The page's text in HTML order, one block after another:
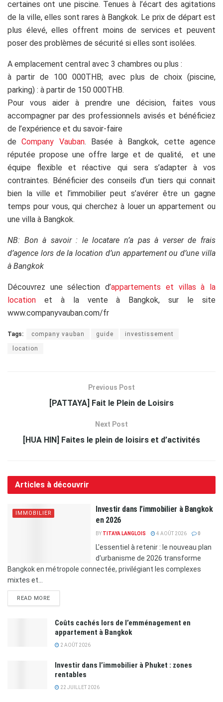
certaines ont une piscine. Tenues à l’écart des agitations
de la ville, elles sont rares à Bangkok. Le prix de départ est
plus élevé, elles offrent moins de services et peuvent
poser des problèmes de sécurité si elles sont isolées.
A emplacement central avec 3 chambres ou plus :
à partir de 100 000THB; avec plus de choix (piscine,
parking) : à partir de 150 000THB.
Pour vous aider à prendre une décision, faites vous
accompagner par des professionnels avisés et bénéficiez
de l’expérience et du savoir-faire
deCompany Vauban. Basée à Bangkok, cette agence
réputée propose une offre large et de qualité, et une
équipe flexible et réactive qui sera s’adapter à vos
contraintes. Bénéficier des conseils d’un tiers qui connait
bien la ville et l’immobilier peut s’avérer être un gagne
temps pour vous, qui cherchez à louer un appartement ou
une villa à Bangkok.
NB: Bon à savoir : le locatare n’a pas à verser de frais
d’agence lors de la location d’un appartement ou d’une villa
à Bangkok
Découvrez une sélection d’appartements et villas à la
location et à la vente à Bangkok, sur le site
www.companyvauban.com/fr
Tags: company vauban guide investissement
location
Previous Post
[PATTAYA] Fait le Plein de Loisirs
Next Post
[HUA HIN] Faites le plein de loisirs et d’activités
Articles à découvrir
IMMOBILIER
Investir dans l’immobilier à Bangkok
en 2026
BY TITAYA LANGLOIS 4 AOÛT 2026 0
L'essentiel à retenir : le nouveau plan
d'urbanisme de 2026 transforme
Bangkok en métropole connectée, privilégiant les complexes
mixtes et...
READ MORE
Coûts cachés lors de l’emménagement en
appartement à Bangkok
2 AOÛT 2026
Investir dans l’immobilier à Phuket : zones
rentables
22 JUILLET 2026